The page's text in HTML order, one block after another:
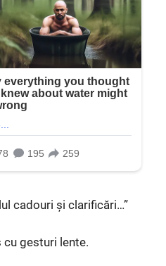
cadouri și clarificări…”
cu gesturi lente.